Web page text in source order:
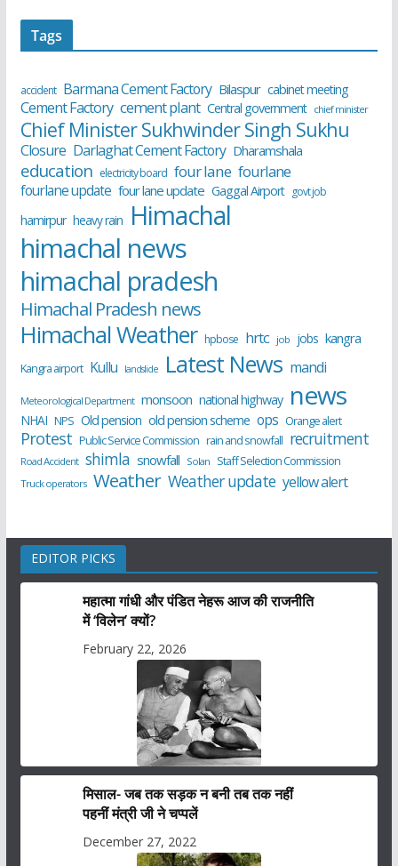
Tags
accident Barmana Cement Factory Bilaspur cabinet meeting
Cement Factory cement plant Central government chief minister
Chief Minister Sukhwinder Singh Sukhu
Closure Darlaghat Cement Factory Dharamshala
education electricity board four lane fourlane
fourlane update four lane update Gaggal Airport govt job
hamirpur heavy rain Himachal
himachal news
himachal pradesh
Himachal Pradesh news
Himachal Weather hpbose hrtc job jobs kangra
Kangra airport Kullu landslide Latest News mandi
Meteorological Department monsoon national highway news
NHAI NPS Old pension old pension scheme ops Orange alert
Protest Public Service Commission rain and snowfall recruitment
Road Accident shimla snowfall Solan Staff Selection Commission
Truck operators Weather Weather update yellow alert
EDITOR PICKS
महात्मा गांधी और पंडित नेहरू आज की राजनीति
में ‘विलेन’ क्यों?
February 22, 2026
मिसाल- जब तक सड़क न बनी तब तक नहीं
पहनीं मंत्री जी ने चप्पलें
December 27, 2022